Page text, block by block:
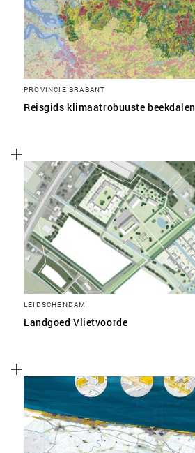
PROVINCIE BRABANT
Reisgids klimaatrobuuste beekdalen
LEIDSCHENDAM
Landgoed Vlietvoorde